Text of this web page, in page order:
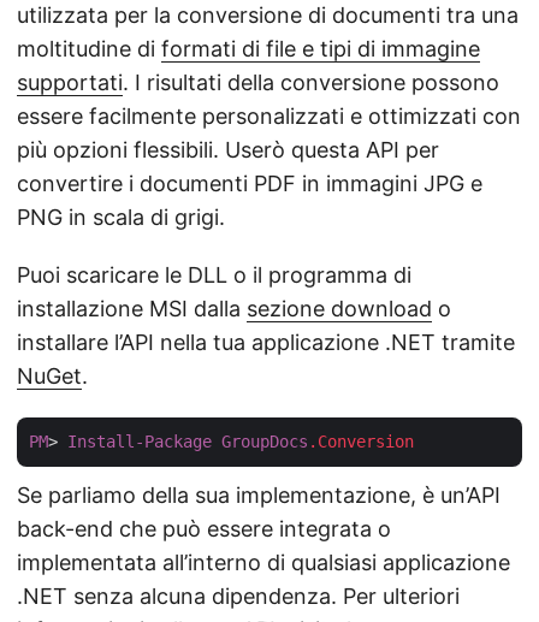
utilizzata per la conversione di documenti tra una
moltitudine di formati di file e tipi di immagine
supportati. I risultati della conversione possono
essere facilmente personalizzati e ottimizzati con
più opzioni flessibili. Userò questa API per
convertire i documenti PDF in immagini JPG e
PNG in scala di grigi.
Puoi scaricare le DLL o il programma di
installazione MSI dalla sezione download o
installare l’API nella tua applicazione .NET tramite
NuGet.
PM> Install-Package GroupDocs .Conversion
Se parliamo della sua implementazione, è un’API
back-end che può essere integrata o
implementata all’interno di qualsiasi applicazione
.NET senza alcuna dipendenza. Per ulteriori